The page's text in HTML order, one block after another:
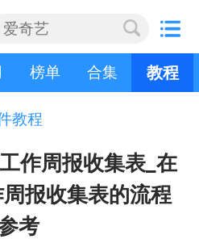
榜单 合集 教程
教程
作周报收集表_在
报收集表的流程
考